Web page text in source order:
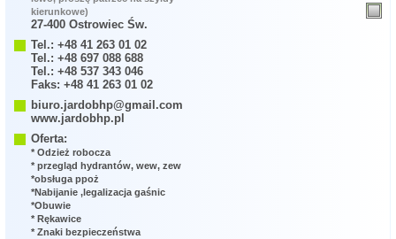
kierunkowe)
27-400 Ostrowiec Św.
Tel.: +48 41 263 01 02
Tel.: +48 697 088 688
Tel.: +48 537 343 046
Faks: +48 41 263 01 02
biuro.jardobhp@gmail.com
www.jardobhp.pl
Oferta:
* Odzież robocza
* przegląd hydrantów, wew, zew
*obsługa ppoż
*Nabijanie ,legalizacja gaśnic
*Obuwie
* Rękawice
* Znaki bezpieczeństwa